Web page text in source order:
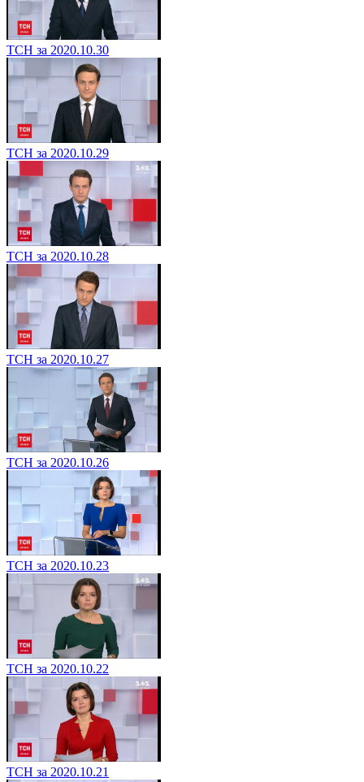
ТСН за 2020.10.30
ТСН за 2020.10.29
ТСН за 2020.10.28
ТСН за 2020.10.27
ТСН за 2020.10.26
ТСН за 2020.10.23
ТСН за 2020.10.22
ТСН за 2020.10.21